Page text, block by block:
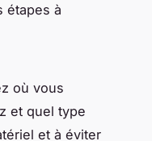
étapes à
où vous
et quel type
et à éviter